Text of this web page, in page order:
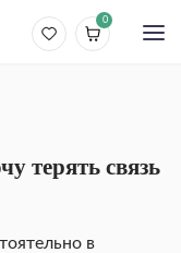
0
терять связь
в